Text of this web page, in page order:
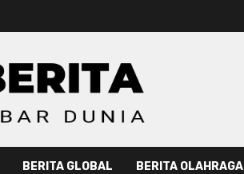
BERITA GLOBAL BERITA OLAHRAGA